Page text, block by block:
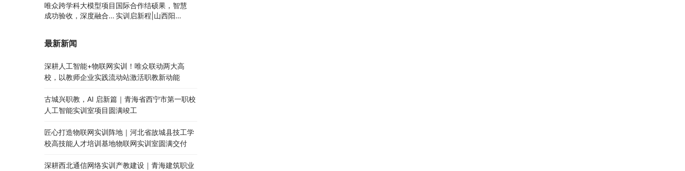
唯众跨学科大模型项目
成功验收，深度融合边
级
国际合作结硕果，智慧
实训启新程|山西阳泉
最新新闻
深耕人工智能+物联网实训！唯众联动两大高
校，以教师企业实践流动站激活职教新动能
古城兴职教，AI 启新篇｜青海省西宁市第一职校
人工智能实训室项目圆满竣工
匠心打造物联网实训阵地｜河北省故城县技工学
校高技能人才培训基地物联网实训室圆满交付
深耕西北通信网络实训产教建设｜青海建筑职业